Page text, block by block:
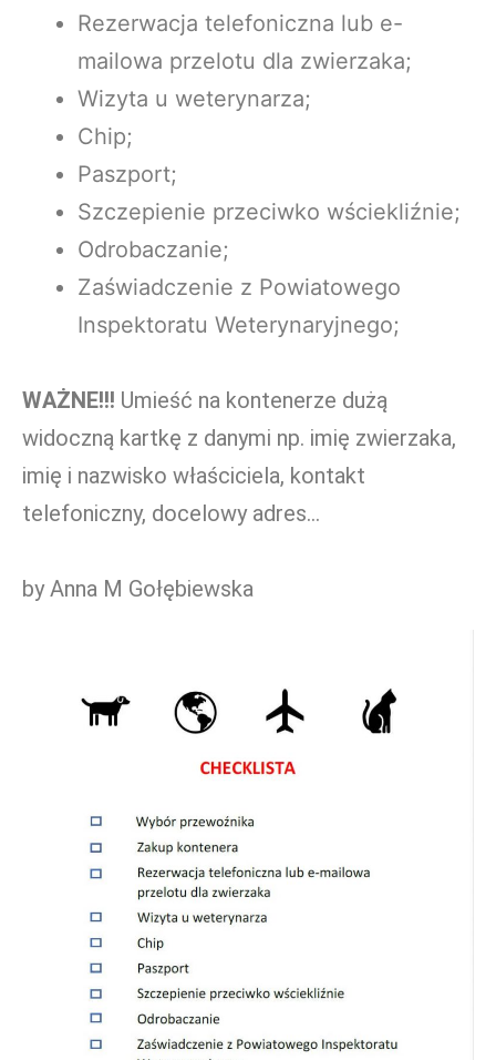
Rezerwacja telefoniczna lub e-
mailowa przelotu dla zwierzaka;
Wizyta u weterynarza;
Chip;
Paszport;
Szczepienie przeciwko wściekliźnie;
Odrobaczanie;
Zaświadczenie z Powiatowego
Inspektoratu Weterynaryjnego;
WAŻNE!!! Umieść na kontenerze dużą
widoczną kartkę z danymi np. imię zwierzaka,
imię i nazwisko właściciela, kontakt
telefoniczny, docelowy adres…
by Anna M Gołębiewska